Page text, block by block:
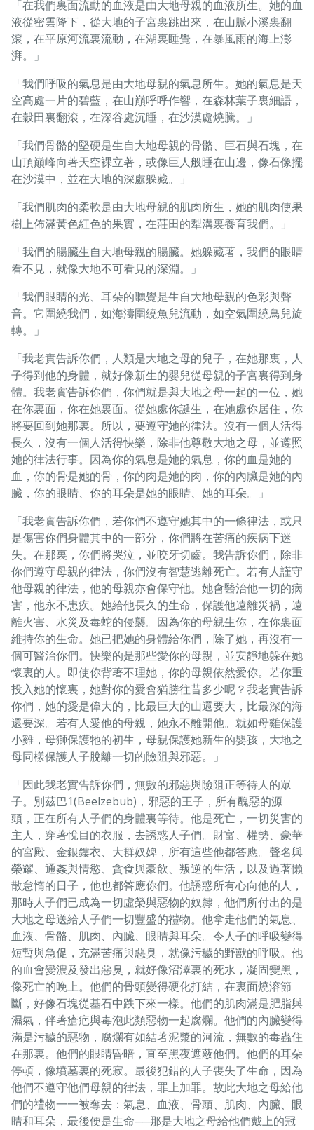
「在我們裏面流動的血液是由大地母親的血液所生。她的血
液從密雲降下，從大地的子宮裏跳出來，在山脈小溪裏翻
滾，在平原河流裏流動，在湖裏睡覺，在暴風雨的海上澎
湃。」
「我們呼吸的氣息是由大地母親的氣息所生。她的氣息是天
空高處一片的碧藍，在山巔呼呼作響，在森林葉子裏細語，
在穀田裏翻滾，在深谷處沉睡，在沙漠處燒騰。」
「我們骨骼的堅硬是生自大地母親的骨骼、巨石與石塊，在
山頂巔峰向著天空裸立著，或像巨人般睡在山邊，像石像擺
在沙漠中，並在大地的深處躲藏。」
「我們肌肉的柔軟是由大地母親的肌肉所生，她的肌肉使果
樹上佈滿黃色紅色的果實，在莊田的犁溝裏養育我們。」
「我們的腸臟生自大地母親的腸臟。她躲藏著，我們的眼睛
看不見，就像大地不可看見的深淵。」
「我們眼睛的光、耳朵的聽覺是生自大地母親的色彩與聲
音。它圍繞我們，如海濤圍繞魚兒流動，如空氣圍繞鳥兒旋
轉。」
「我老實告訴你們，人類是大地之母的兒子，在她那裏，人
子得到他的身體，就好像新生的嬰兒從母親的子宮裏得到身
體。我老實告訴你們，你們就是與大地之母一起的一位，她
在你裏面，你在她裏面。從她處你誕生，在她處你居住，你
將要回到她那裏。所以，要遵守她的律法。沒有一個人活得
長久，沒有一個人活得快樂，除非他尊敬大地之母，並遵照
她的律法行事。因為你的氣息是她的氣息，你的血是她的
血，你的骨是她的骨，你的肉是她的肉，你的內臟是她的內
臟，你的眼睛、你的耳朵是她的眼睛、她的耳朵。」
「我老實告訴你們，若你們不遵守她其中的一條律法，或只
是傷害你們身體其中的一部分，你們將在苦痛的疾病下迷
失。在那裏，你們將哭泣，並咬牙切齒。我告訴你們，除非
你們遵守母親的律法，你們沒有智慧逃離死亡。若有人謹守
他母親的律法，他的母親亦會保守他。她會醫治他一切的病
害，他永不患疾。她給他長久的生命，保護他遠離災禍，遠
離火害、水災及毒蛇的侵襲。因為你的母親生你，在你裏面
維持你的生命。她已把她的身體給你們，除了她，再沒有一
個可醫治你們。快樂的是那些愛你的母親，並安靜地躲在她
懷裏的人。即使你背著不理她，你的母親依然愛你。若你重
投入她的懷裏，她對你的愛會猶勝往昔多少呢？我老實告訴
你們，她的愛是偉大的，比最巨大的山還要大，比最深的海
還要深。若有人愛他的母親，她永不離開他。就如母雞保護
小雞，母獅保護牠的初生，母親保護她新生的嬰孩，大地之
母同樣保護人子脫離一切的險阻與邪惡。」
「因此我老實告訴你們，無數的邪惡與險阻正等待人的眾
子。別茲巴1(Beelzebub)，邪惡的王子，所有醜惡的源
頭，正在所有人子們的身體裏等待。他是死亡，一切災害的
主人，穿著悅目的衣服，去誘惑人子們。財富、權勢、豪華
的宮殿、金銀鏤衣、大群奴婢，所有這些他都答應。聲名與
榮耀、通姦與情慾、貪食與豪飲、叛逆的生活，以及過著懶
散怠惰的日子，他也都答應你們。他誘惑所有心向他的人，
那時人子們已成為一切虛榮與惡物的奴隸，他們所付出的是
大地之母送給人子們一切豐盛的禮物。他拿走他們的氣息、
血液、骨骼、肌肉、內臟、眼睛與耳朵。令人子的呼吸變得
短暫與急促，充滿苦痛與惡臭，就像污穢的野獸的呼吸。他
的血會變濃及發出惡臭，就好像沼澤裏的死水，凝固變黑，
像死亡的晚上。他們的骨頭變得硬化打結，在裏面燒溶節
斷，好像石塊從基石中跌下來一樣。他們的肌肉滿是肥脂與
濕氣，伴著瘡疤與毒泡此類惡物一起腐爛。他們的內臟變得
滿是污穢的惡物，腐爛有如結著泥漿的河流，無數的毒蟲住
在那裏。他們的眼睛昏暗，直至黑夜遮蔽他們。他們的耳朵
停頓，像墳墓裏的死寂。最後犯錯的人子喪失了生命，因為
他們不遵守他們母親的律法，罪上加罪。故此大地之母給他
們的禮物一一被奪去：氣息、血液、骨頭、肌肉、內臟、眼
睛和耳朵，最後便是生命──那是大地之母給他們戴上的冠